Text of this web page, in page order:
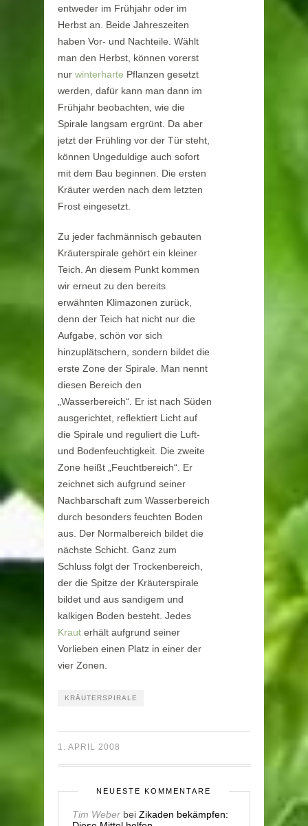
entweder im Frühjahr oder im
Herbst an. Beide Jahreszeiten
haben Vor- und Nachteile. Wählt
man den Herbst, können vorerst
nur winterharte Pflanzen gesetzt
werden, dafür kann man dann im
Frühjahr beobachten, wie die
Spirale langsam ergrünt. Da aber
jetzt der Frühling vor der Tür steht,
können Ungeduldige auch sofort
mit dem Bau beginnen. Die ersten
Kräuter werden nach dem letzten
Frost eingesetzt.
Zu jeder fachmännisch gebauten
Kräuterspirale gehört ein kleiner
Teich. An diesem Punkt kommen
wir erneut zu den bereits
erwähnten Klimazonen zurück,
denn der Teich hat nicht nur die
Aufgabe, schön vor sich
hinzuplätschern, sondern bildet die
erste Zone der Spirale. Man nennt
diesen Bereich den
„Wasserbereich“. Er ist nach Süden
ausgerichtet, reflektiert Licht auf
die Spirale und reguliert die Luft-
und Bodenfeuchtigkeit. Die zweite
Zone heißt „Feuchtbereich“. Er
zeichnet sich aufgrund seiner
Nachbarschaft zum Wasserbereich
durch besonders feuchten Boden
aus. Der Normalbereich bildet die
nächste Schicht. Ganz zum
Schluss folgt der Trockenbereich,
der die Spitze der Kräuterspirale
bildet und aus sandigem und
kalkigen Boden besteht. Jedes
Kraut erhält aufgrund seiner
Vorlieben einen Platz in einer der
vier Zonen.
KRÄUTERSPIRALE
1. APRIL 2008
NEUESTE KOMMENTARE
Tim Weber bei Zikaden bekämpfen: